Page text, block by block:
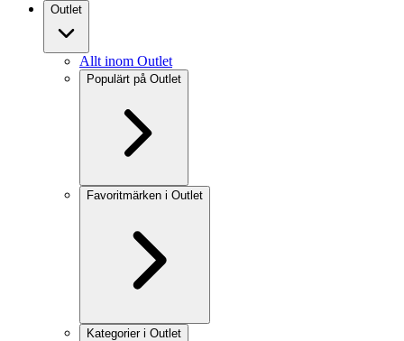
Outlet
Allt inom Outlet
Populärt på Outlet
Favoritmärken i Outlet
Kategorier i Outlet